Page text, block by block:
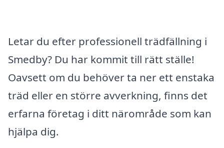
Letar du efter professionell trädfällning i
Smedby? Du har kommit till rätt ställe!
Oavsett om du behöver ta ner ett enstaka
träd eller en större avverkning, finns det
erfarna företag i ditt närområde som kan
hjälpa dig.